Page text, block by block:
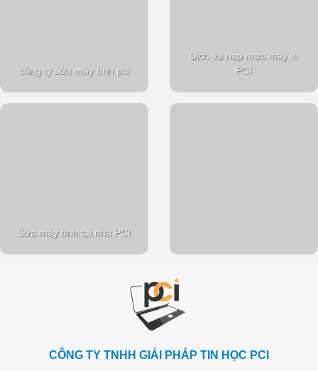
công ty sửa máy tính pci
Dịch vụ nạp mực máy in
PCI
Sửa máy tính tại nhà PCI
CÔNG TY TNHH GIẢI PHÁP TIN HỌC PCI